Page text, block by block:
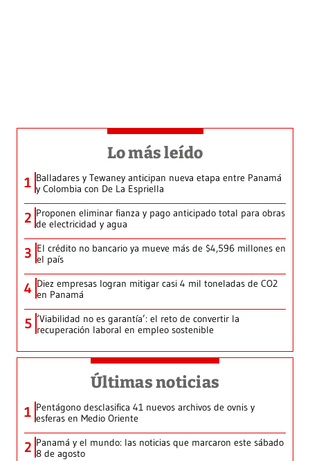
Lo más leído
1 Balladares y Tewaney anticipan nueva etapa entre Panamá
y Colombia con De La Espriella
2 Proponen eliminar fianza y pago anticipado total para obras
de electricidad y agua
3 El crédito no bancario ya mueve más de $4,596 millones en
el país
4 Diez empresas logran mitigar casi 4 mil toneladas de CO2
en Panamá
5 ‘Viabilidad no es garantía’: el reto de convertir la
recuperación laboral en empleo sostenible
Últimas noticias
1 Pentágono desclasifica 41 nuevos archivos de ovnis y
esferas en Medio Oriente
2 Panamá y el mundo: las noticias que marcaron este sábado
8 de agosto